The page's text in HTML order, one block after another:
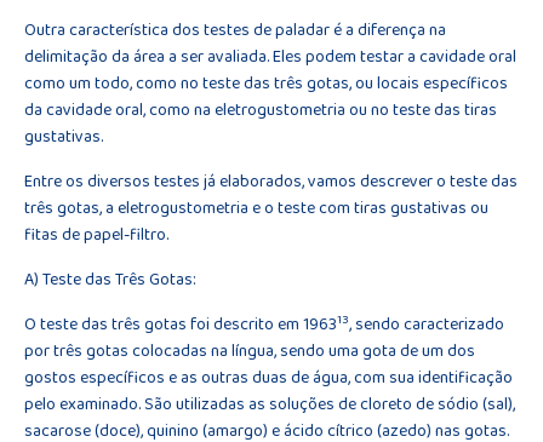
Outra característica dos testes de paladar é a diferença na
delimitação da área a ser avaliada. Eles podem testar a cavidade oral
como um todo, como no teste das três gotas, ou locais específicos
da cavidade oral, como na eletrogustometria ou no teste das tiras
gustativas.
Entre os diversos testes já elaborados, vamos descrever o teste das
três gotas, a eletrogustometria e o teste com tiras gustativas ou
fitas de papel-filtro.
A) Teste das Três Gotas:
O teste das três gotas foi descrito em 196313, sendo caracterizado
por três gotas colocadas na língua, sendo uma gota de um dos
gostos específicos e as outras duas de água, com sua identificação
pelo examinado. São utilizadas as soluções de cloreto de sódio (sal),
sacarose (doce), quinino (amargo) e ácido cítrico (azedo) nas gotas.